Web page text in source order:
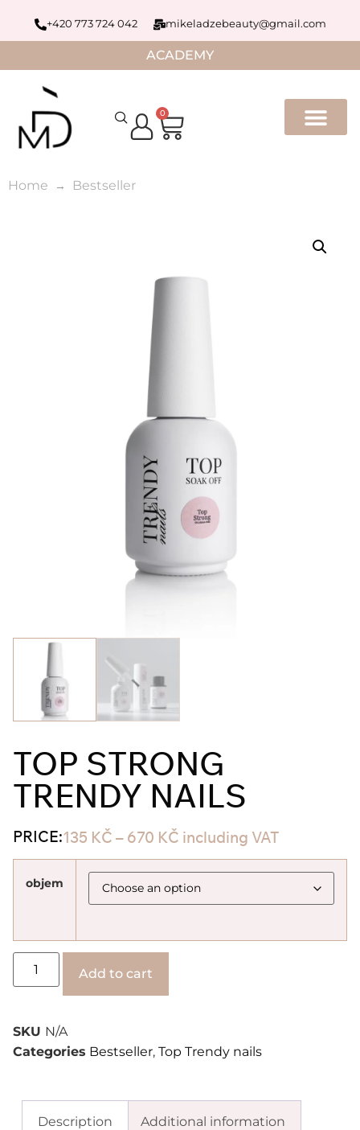
+420 773 724 042 mikeladzebeauty@gmail.com
ACADEMY
0
Home Bestseller
TOP STRONG
TRENDY NAILS
PRICE:135 KČ – 670 KČ including VAT
objem
Add to cart
SKU N/A
Categories Bestseller, Top Trendy nails
Description Additional information